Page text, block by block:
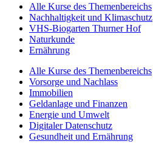
Alle Kurse des Themenbereichs
Nachhaltigkeit und Klimaschutz
VHS-Biogarten Thurner Hof
Naturkunde
Ernährung
Alle Kurse des Themenbereichs
Vorsorge und Nachlass
Immobilien
Geldanlage und Finanzen
Energie und Umwelt
Digitaler Datenschutz
Gesundheit und Ernährung